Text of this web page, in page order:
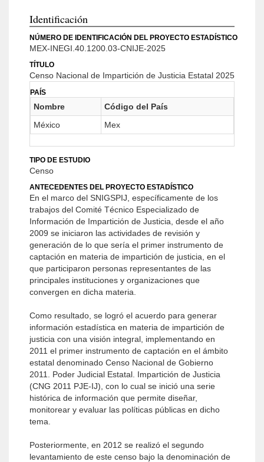
Identificación
NÚMERO DE IDENTIFICACIÓN DEL PROYECTO ESTADÍSTICO
MEX-INEGI.40.1200.03-CNIJE-2025
TÍTULO
Censo Nacional de Impartición de Justicia Estatal 2025
PAÍS
Nombre
Código del País
México
Mex
TIPO DE ESTUDIO
Censo
ANTECEDENTES DEL PROYECTO ESTADÍSTICO
En el marco del SNIGSPIJ, específicamente de los
trabajos del Comité Técnico Especializado de
Información de Impartición de Justicia, desde el año
2009 se iniciaron las actividades de revisión y
generación de lo que sería el primer instrumento de
captación en materia de impartición de justicia, en el
que participaron personas representantes de las
principales instituciones y organizaciones que
convergen en dicha materia.
Como resultado, se logró el acuerdo para generar
información estadística en materia de impartición de
justicia con una visión integral, implementando en
2011 el primer instrumento de captación en el ámbito
estatal denominado Censo Nacional de Gobierno
2011. Poder Judicial Estatal. Impartición de Justicia
(CNG 2011 PJE-IJ), con lo cual se inició una serie
histórica de información que permite diseñar,
monitorear y evaluar las políticas públicas en dicho
tema.
Posteriormente, en 2012 se realizó el segundo
levantamiento de este censo bajo la denominación de